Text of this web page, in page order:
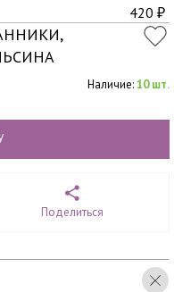
420 ₽
Наличие:10 шт.
Поделиться